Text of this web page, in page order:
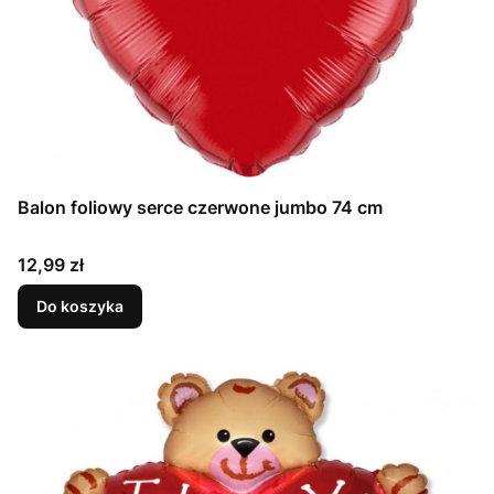
Balon foliowy serce czerwone jumbo 74 cm
Cena
12,99 zł
Do koszyka